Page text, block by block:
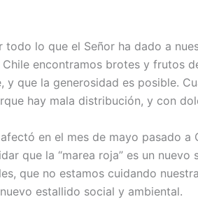
lo que el Señor ha dado a
encontramos brotes y frutos
y que la generosidad es posible.
hay mala distribución, y con
en el mes de mayo pasado a
que la “marea roja” es un
que no estamos cuidando
estallido social y ambiental.